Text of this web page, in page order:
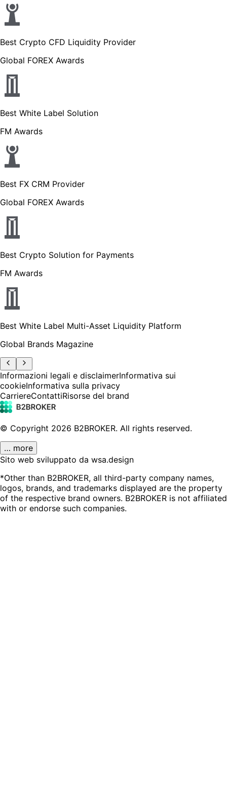
Best Crypto CFD Liquidity Provider
Global FOREX Awards
Best White Label Solution
FM Awards
Best FX CRM Provider
Global FOREX Awards
Best Crypto Solution for Payments
FM Awards
Best White Label Multi-Asset Liquidity Platform
Global Brands Magazine
Informazioni legali e disclaimerInformativa sui
cookieInformativa sulla privacy
CarriereContattiRisorse del brand
© Copyright 2026 B2BROKER. All rights reserved.
… more
Sito web sviluppato da wsa.design
*Other than B2BROKER, all third-party company names,
logos, brands, and trademarks displayed are the property
of the respective brand owners. B2BROKER is not affiliated
with or endorse such companies.